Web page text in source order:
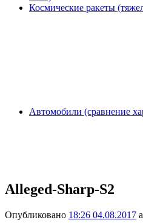
Космические ракеты
Автомобили (сравнение
Alleged-Sharp-S2
Опубликовано 18:26 04.08.2017